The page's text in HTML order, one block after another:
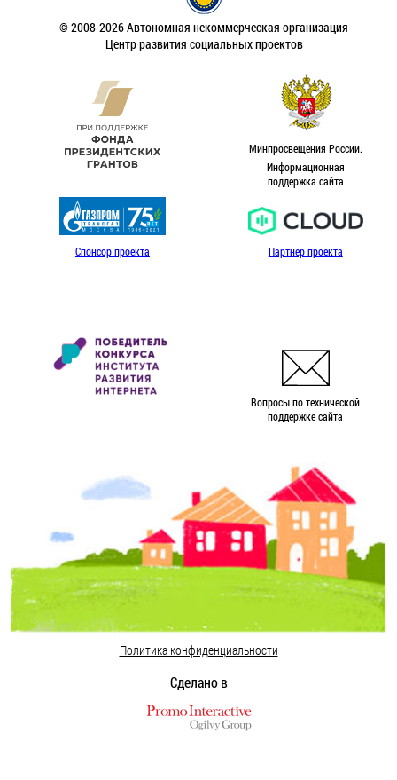
© 2008-2026 Автономная некоммерческая организация
Центр развития социальных проектов
Минпросвещения России.
Информационная
поддержка сайта
Спонсор проекта Партнер проекта
Вопросы по технической
поддержке сайта
Политика конфиденциальности
Сделано в